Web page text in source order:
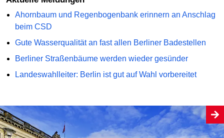
Ahornbaum und Regenbogenbank erinnern an Anschlag
beim CSD
Gute Wasserqualität an fast allen Berliner Badestellen
Berliner Straßenbäume werden wieder gesünder
Landeswahlleiter: Berlin ist gut auf Wahl vorbereitet